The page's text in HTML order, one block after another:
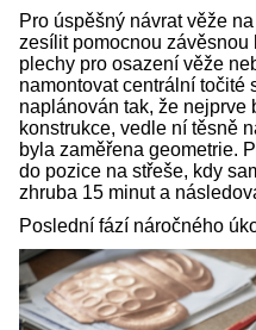
Pro úspěšný návrat věže
zesílit pomocnou
plechy pro osazení věže
namontovat centrální točité
naplánován tak, že nejprve
konstrukce, vedle ní těsně
byla zaměřena geometrie.
do pozice na střeše, kdy
zhruba 15 minut a
Poslední fází náročného